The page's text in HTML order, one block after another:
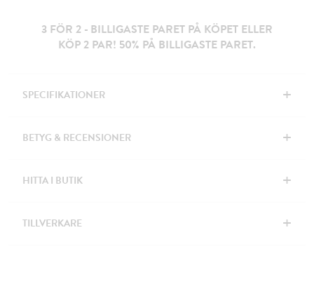
3 FÖR 2 - BILLIGASTE PARET PÅ KÖPET ELLER
KÖP 2 PAR! 50% PÅ BILLIGASTE PARET.
SPECIFIKATIONER +
BETYG & RECENSIONER +
HITTA I BUTIK +
TILLVERKARE +